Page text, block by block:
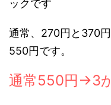
ックです
通常、270円と370
550円です。
通常550円→3